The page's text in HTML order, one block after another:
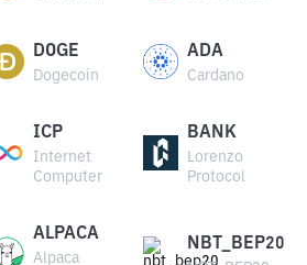
DOGE
Dogecoin
ADA
Cardano
ICP
Internet
Computer
BANK
Lorenzo
Protocol
ALPACA
Alpaca
NBT_BEP20